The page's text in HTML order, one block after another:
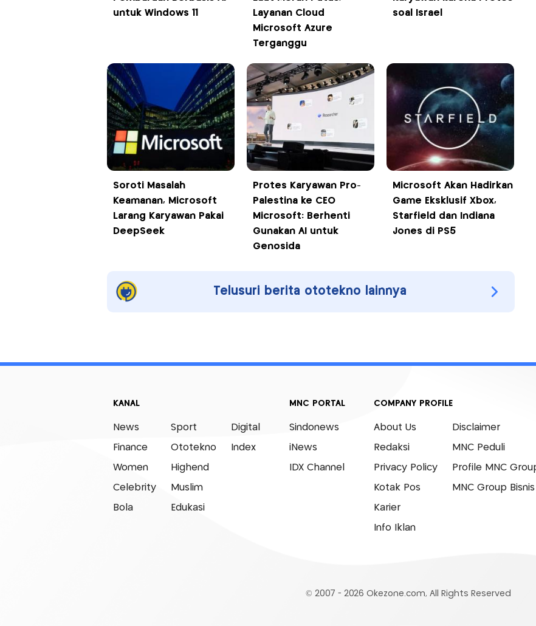
untuk Windows 11
Layanan Cloud
Microsoft Azure
Terganggu
soal Israel
Soroti Masalah
Keamanan, Microsoft
Larang Karyawan Pakai
DeepSeek
Protes Karyawan Pro-
Palestina ke CEO
Microsoft: Berhenti
Gunakan AI untuk
Genosida
Microsoft Akan Hadirkan
Game Eksklusif Xbox,
Starfield dan Indiana
Jones di PS5
Telusuri berita ototekno lainnya
IDX Channel
COMPANY PROFILE
Privacy Policy Profile MNC Group